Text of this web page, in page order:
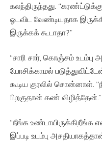
கலந்திருந்தது.
ஓடவிட வேண்டியதாக
இருக்கக் கூடாதா?”
“சாரி சார், கொஞ்சம் உடம்பு
யோசிக்காமல்
கூடிய குரலில் சொன்னாள்.
பிறகுதான் கண் விழித்தேன்.”
“நீங்க உண்டாயிருக்கிறீங்க
இப்படி உடம்பு